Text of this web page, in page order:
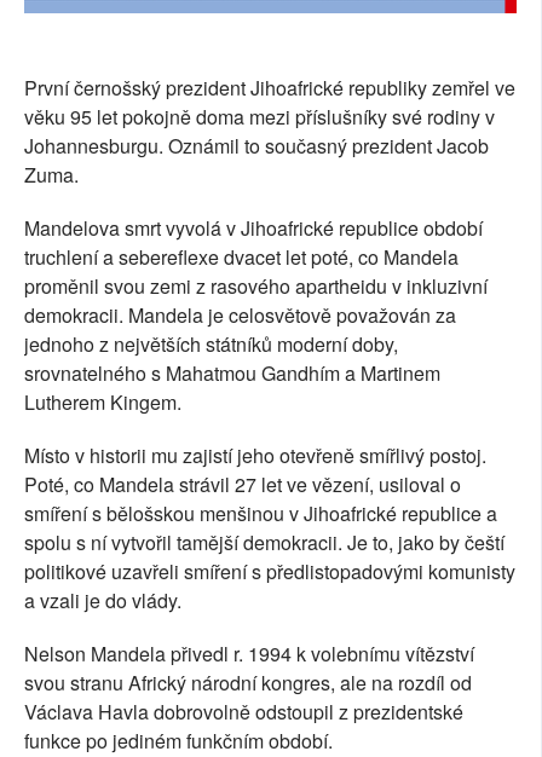
RUBRIKY
PLNÁ VERZE STRÁNEK
První černošský prezident Jihoafrické republiky zemřel ve
věku 95 let pokojně doma mezi příslušníky své rodiny v
Johannesburgu. Oznámil to současný prezident Jacob
Zuma.
Mandelova smrt vyvolá v Jihoafrické republice období
truchlení a sebereflexe dvacet let poté, co Mandela
proměnil svou zemi z rasového apartheidu v inkluzivní
demokracii. Mandela je celosvětově považován za
jednoho z největších státníků moderní doby,
srovnatelného s Mahatmou Gandhím a Martinem
Lutherem Kingem.
Místo v historii mu zajistí jeho otevřeně smířlivý postoj.
Poté, co Mandela strávil 27 let ve vězení, usiloval o
smíření s bělošskou menšinou v Jihoafrické republice a
spolu s ní vytvořil tamější demokracii. Je to, jako by čeští
politikové uzavřeli smíření s předlistopadovými komunisty
a vzali je do vlády.
Nelson Mandela přivedl r. 1994 k volebnímu vítězství
svou stranu Africký národní kongres, ale na rozdíl od
Václava Havla dobrovolně odstoupil z prezidentské
funkce po jediném funkčním období.